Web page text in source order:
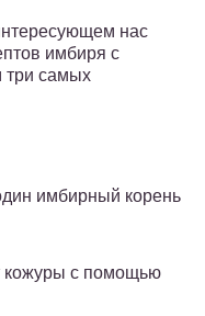
нас
имбиря с
три самых
имбирный корень
кожуры с помощью